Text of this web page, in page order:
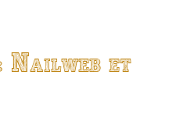
Nailweb et